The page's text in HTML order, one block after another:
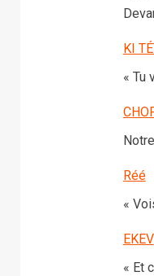
KI
« Tu
Réé
«
EKEV
« Et